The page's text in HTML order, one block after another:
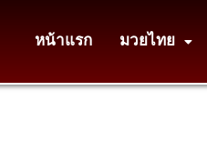
หน้าแรก มวยไทย